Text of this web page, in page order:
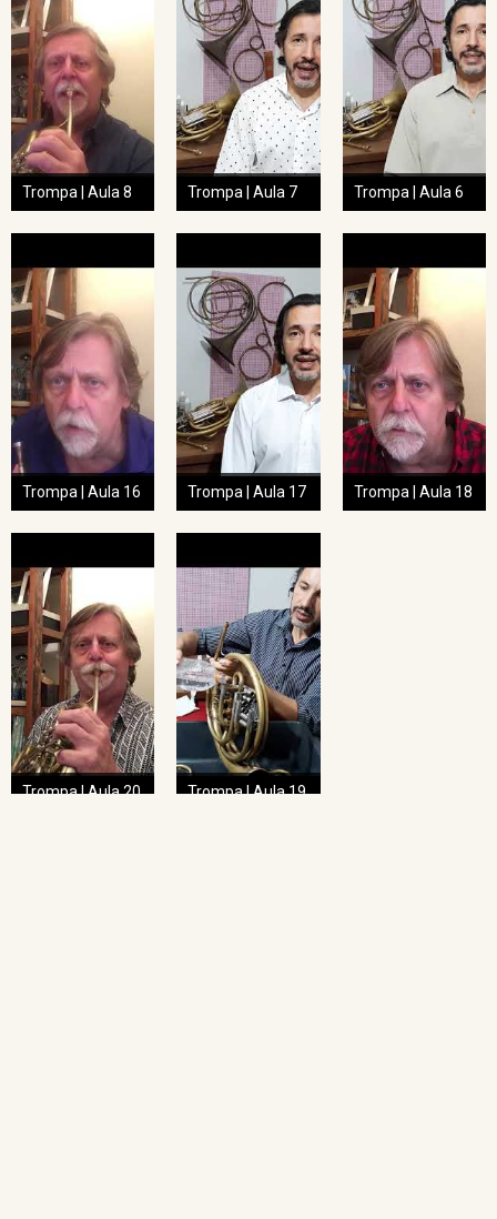
Trompa | Aula 8 Trompa | Aula 7 Trompa | Aula 6
Trompa | Aula 16 Trompa | Aula 17 Trompa | Aula 18
Trompa | Aula 20 Trompa | Aula 19